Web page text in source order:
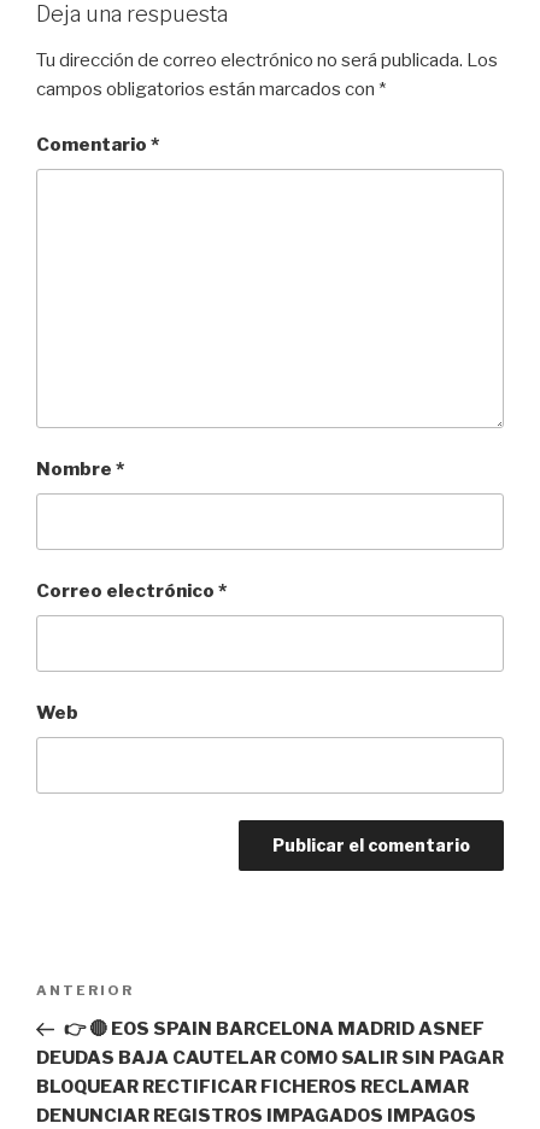
Deja una respuesta
Tu dirección de correo electrónico no será publicada. Los
campos obligatorios están marcados con *
Comentario *
Nombre *
Correo electrónico *
Web
Navegación
entradas
Entrada
anterior:
ANTERIOR
👉 🔴 EOS SPAIN BARCELONA MADRID ASNEF
DEUDAS BAJA CAUTELAR COMO SALIR SIN PAGAR
BLOQUEAR RECTIFICAR FICHEROS RECLAMAR
DENUNCIAR REGISTROS IMPAGADOS IMPAGOS